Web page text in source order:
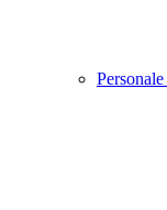
Personale